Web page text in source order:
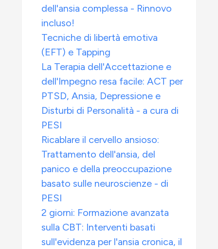
dell'ansia complessa - Rinnovo
incluso!
Tecniche di libertà emotiva
(EFT) e Tapping
La Terapia dell'Accettazione e
dell'Impegno resa facile: ACT per
PTSD, Ansia, Depressione e
Disturbi di Personalità - a cura di
PESI
Ricablare il cervello ansioso:
Trattamento dell'ansia, del
panico e della preoccupazione
basato sulle neuroscienze - di
PESI
2 giorni: Formazione avanzata
sulla CBT: Interventi basati
sull'evidenza per l'ansia cronica, il